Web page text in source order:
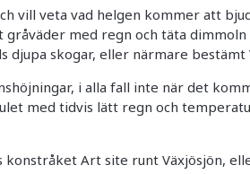
vill veta vad helgen kommer att
med regn och täta dimmoln
djupa skogar, eller närmare bestämt
i alla fall inte när det
med tidvis lätt regn och
konstråket Art site runt Växjösjön,